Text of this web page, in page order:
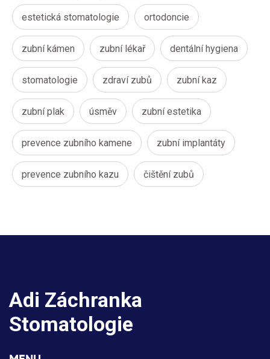
estetická stomatologie ortodoncie
zubní kámen zubní lékař dentální hygiena
stomatologie zdraví zubů zubní kaz
zubní plak úsměv zubní estetika
prevence zubního kamene zubní implantáty
prevence zubního kazu čištění zubů
Adi Záchranka
Stomatologie